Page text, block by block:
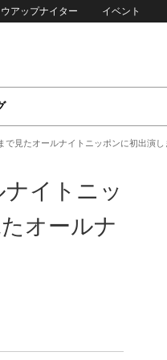
アップナイター イベント
見たオールナイトニッポンに初出演し
イトニッ
オールナ